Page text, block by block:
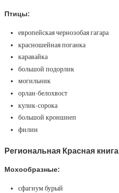
Птицы:
европейская чернозобая гагара
красношейная поганка
каравайка
большой подорлик
могильник
орлан-белохвост
кулик-сорока
большой кроншнеп
филин
Региональная Красная книга
Мохообразные:
сфагнум бурый